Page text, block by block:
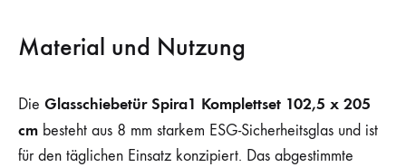
Material und Nutzung
Die Glasschiebetür Spira1 Komplettset 102,5 x 205
cm besteht aus 8 mm starkem ESG-Sicherheitsglas und ist
für den täglichen Einsatz konzipiert. Das abgestimmte